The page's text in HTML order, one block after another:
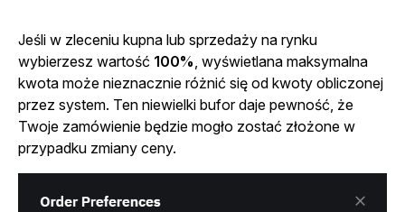
Jeśli w zleceniu kupna lub sprzedaży na rynku
wybierzesz wartość 100% , wyświetlana maksymalna
kwota może nieznacznie różnić się od kwoty obliczonej
przez system. Ten niewielki bufor daje pewność, że
Twoje zamówienie będzie mogło zostać złożone w
przypadku zmiany ceny.